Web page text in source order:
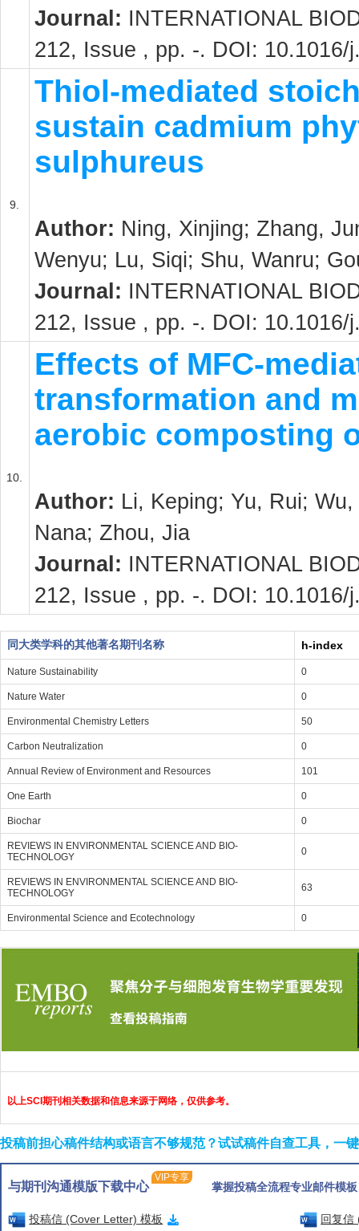
Journal: INTERNATIONAL
212, Issue , pp. -. DOI: 10.1016/
9.
Thiol-mediated
sustain cadmium
sulphureus
Author: Ning, Xinjing; Zhang,
Wenyu; Lu, Siqi; Shu, Wanru;
Journal: INTERNATIONAL
212, Issue , pp. -. DOI: 10.1016/
10.
Effects of MFC-
transformation and
aerobic composting
Author: Li, Keping; Yu, Rui;
Nana; Zhou, Jia
Journal: INTERNATIONAL
212, Issue , pp. -. DOI: 10.1016/
同大类学科的其他著名期刊名称 h-index
Nature Sustainability 0
Nature Water 0
Environmental Chemistry Letters 50
Carbon Neutralization 0
Annual Review of Environment and Resources 101
One Earth 0
Biochar 0
REVIEWS IN ENVIRONMENTAL SCIENCE AND BIO-
TECHNOLOGY
0
REVIEWS IN ENVIRONMENTAL SCIENCE AND BIO-
TECHNOLOGY
63
Environmental Science and Ecotechnology 0
以上SCI期刊相关数据和信息来源于网络，仅供参考。
投稿前担心稿件结构或语言不够规范？试试稿件自查工具，一
与期刊沟通模版下载中心
VIP专享
掌握投稿全流程专业邮件模
投稿信 (Cover Letter) 模板 回复信